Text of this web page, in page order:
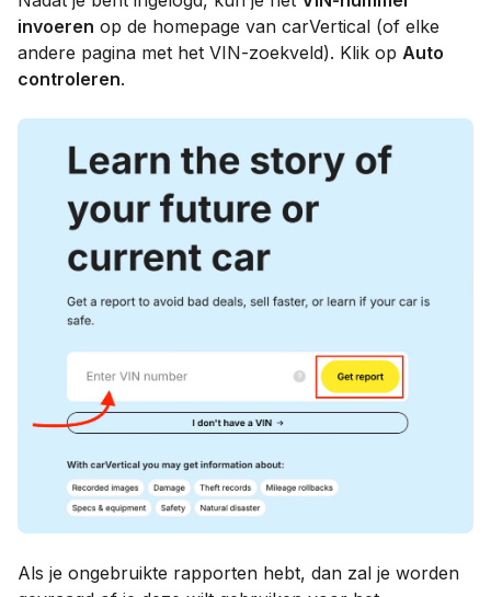
invoeren op de homepage van carVertical (of elke
andere pagina met het VIN-zoekveld). Klik op Auto
controleren.
Als je ongebruikte rapporten hebt, dan zal je worden